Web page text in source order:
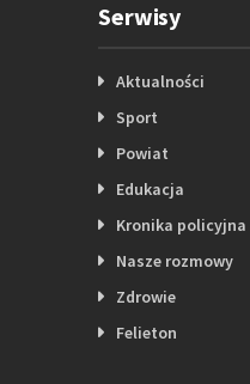
Serwisy
Aktualności
Sport
Powiat
Edukacja
Kronika policyjna
Nasze rozmowy
Zdrowie
Felieton